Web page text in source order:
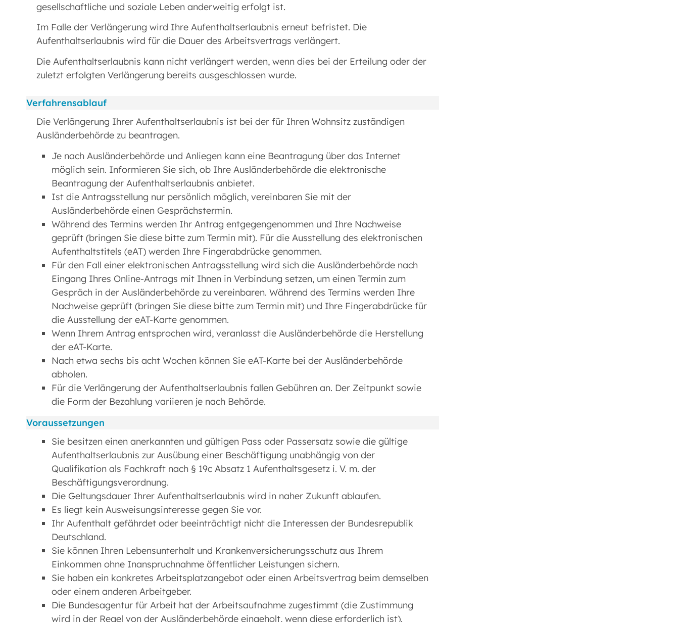
gesellschaftliche und soziale Leben anderweitig erfolgt ist.
Im Falle der Verlängerung wird Ihre Aufenthaltserlaubnis erneut befristet. Die
Aufenthaltserlaubnis wird für die Dauer des Arbeitsvertrags verlängert.
Die Aufenthaltserlaubnis kann nicht verlängert werden, wenn dies bei der Erteilung oder der
zuletzt erfolgten Verlängerung bereits ausgeschlossen wurde.
Verfahrensablauf
Die Verlängerung Ihrer Aufenthaltserlaubnis ist bei der für Ihren Wohnsitz zuständigen
Ausländerbehörde zu beantragen.
Je nach Ausländerbehörde und Anliegen kann eine Beantragung über das Internet
möglich sein. Informieren Sie sich, ob Ihre Ausländerbehörde die elektronische
Beantragung der Aufenthaltserlaubnis anbietet.
Ist die Antragsstellung nur persönlich möglich, vereinbaren Sie mit der
Ausländerbehörde einen Gesprächstermin.
Während des Termins werden Ihr Antrag entgegengenommen und Ihre Nachweise
geprüft (bringen Sie diese bitte zum Termin mit). Für die Ausstellung des elektronischen
Aufenthaltstitels (eAT) werden Ihre Fingerabdrücke genommen.
Für den Fall einer elektronischen Antragsstellung wird sich die Ausländerbehörde nach
Eingang Ihres Online-Antrags mit Ihnen in Verbindung setzen, um einen Termin zum
Gespräch in der Ausländerbehörde zu vereinbaren. Während des Termins werden Ihre
Nachweise geprüft (bringen Sie diese bitte zum Termin mit) und Ihre Fingerabdrücke für
die Ausstellung der eAT-Karte genommen.
Wenn Ihrem Antrag entsprochen wird, veranlasst die Ausländerbehörde die Herstellung
der eAT-Karte.
Nach etwa sechs bis acht Wochen können Sie eAT-Karte bei der Ausländerbehörde
abholen.
Für die Verlängerung der Aufenthaltserlaubnis fallen Gebühren an. Der Zeitpunkt sowie
die Form der Bezahlung variieren je nach Behörde.
Voraussetzungen
Sie besitzen einen anerkannten und gültigen Pass oder Passersatz sowie die gültige
Aufenthaltserlaubnis zur Ausübung einer Beschäftigung unabhängig von der
Qualifikation als Fachkraft nach § 19c Absatz 1 Aufenthaltsgesetz i. V. m. der
Beschäftigungsverordnung.
Die Geltungsdauer Ihrer Aufenthaltserlaubnis wird in naher Zukunft ablaufen.
Es liegt kein Ausweisungsinteresse gegen Sie vor.
Ihr Aufenthalt gefährdet oder beeinträchtigt nicht die Interessen der Bundesrepublik
Deutschland.
Sie können Ihren Lebensunterhalt und Krankenversicherungsschutz aus Ihrem
Einkommen ohne Inanspruchnahme öffentlicher Leistungen sichern.
Sie haben ein konkretes Arbeitsplatzangebot oder einen Arbeitsvertrag beim demselben
oder einem anderen Arbeitgeber.
Die Bundesagentur für Arbeit hat der Arbeitsaufnahme zugestimmt (die Zustimmung
wird in der Regel von der Ausländerbehörde eingeholt, wenn diese erforderlich ist).